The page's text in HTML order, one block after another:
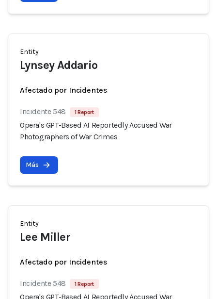
Entity
Lynsey Addario
Afectado por Incidentes
Incidente 548 1 Report
Opera's GPT-Based AI Reportedly Accused War
Photographers of War Crimes
Más
Entity
Lee Miller
Afectado por Incidentes
Incidente 548 1 Report
Opera's GPT-Based AI Reportedly Accused War